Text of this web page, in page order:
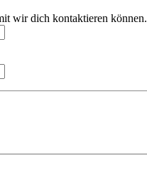
wir dich kontaktieren können.